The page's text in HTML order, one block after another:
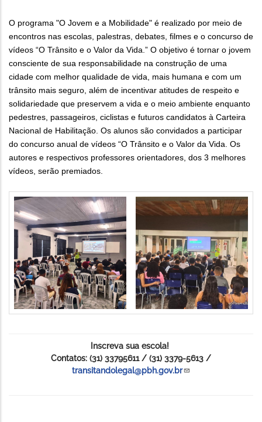
O programa "O Jovem e a Mobilidade" é realizado por meio de
encontros nas escolas, palestras, debates, filmes e o concurso de
vídeos “O Trânsito e o Valor da Vida.” O objetivo é tornar o jovem
consciente de sua responsabilidade na construção de uma
cidade com melhor qualidade de vida, mais humana e com um
trânsito mais seguro, além de incentivar atitudes de respeito e
solidariedade que preservem a vida e o meio ambiente enquanto
pedestres, passageiros, ciclistas e futuros candidatos à Carteira
Nacional de Habilitação. Os alunos são convidados a participar
do concurso anual de vídeos “O Trânsito e o Valor da Vida. Os
autores e respectivos professores orientadores, dos 3 melhores
vídeos, serão premiados.
Inscreva sua escola!
Contatos: (31) 33795611 / (31) 3379-5613 /
transitandolegal@pbh.gov.br